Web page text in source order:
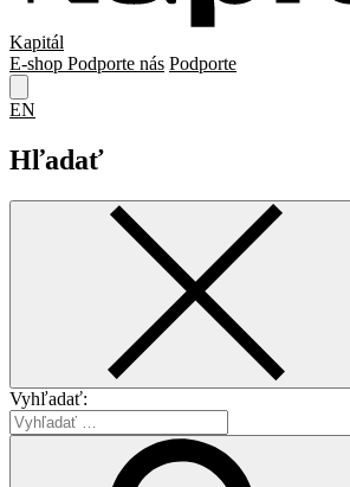
Kapitál
E-shop Podporte nás Podporte
EN
Hľadať
Vyhľadať: